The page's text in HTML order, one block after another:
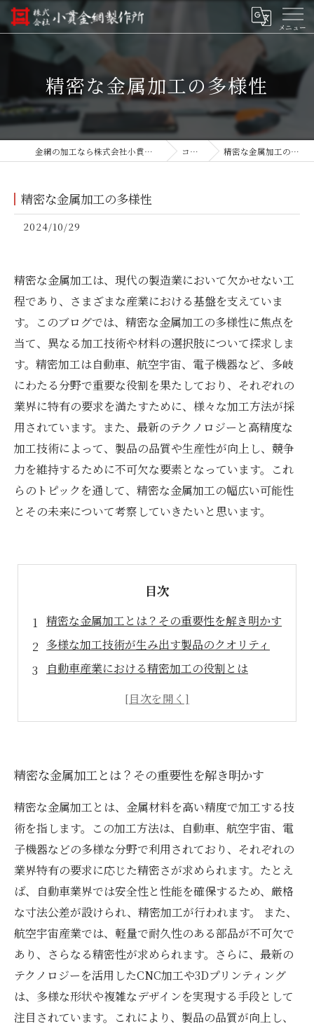
精密な金属加工の多様性
金網の加工なら株式会社小貫金網製作所 コラム 精密な金属加工の多様性
精密な金属加工の多様性
2024/10/29
精密な金属加工は、現代の製造業において欠かせない工
程であり、さまざまな産業における基盤を支えていま
す。このブログでは、精密な金属加工の多様性に焦点を
当て、異なる加工技術や材料の選択肢について探求しま
す。精密加工は自動車、航空宇宙、電子機器など、多岐
にわたる分野で重要な役割を果たしており、それぞれの
業界に特有の要求を満たすために、様々な加工方法が採
用されています。また、最新のテクノロジーと高精度な
加工技術によって、製品の品質や生産性が向上し、競争
力を維持するために不可欠な要素となっています。これ
らのトピックを通して、精密な金属加工の幅広い可能性
とその未来について考察していきたいと思います。
目次
精密な金属加工とは？その重要性を解き明かす
多様な加工技術が生み出す製品のクオリティ
自動車産業における精密加工の役割とは
航空宇宙分野での挑戦と精密金属加工の対応
精密な金属加工とは？その重要性を解き明かす
精密な金属加工とは、金属材料を高い精度で加工する技
術を指します。この加工方法は、自動車、航空宇宙、電
子機器などの多様な分野で利用されており、それぞれの
業界特有の要求に応じた精密さが求められます。たとえ
ば、自動車業界では安全性と性能を確保するため、厳格
な寸法公差が設けられ、精密加工が行われます。 また、
航空宇宙産業では、軽量で耐久性のある部品が不可欠で
あり、さらなる精密性が求められます。さらに、最新の
テクノロジーを活用したCNC加工や3Dプリンティング
は、多様な形状や複雑なデザインを実現する手段として
注目されています。これにより、製品の品質が向上し、